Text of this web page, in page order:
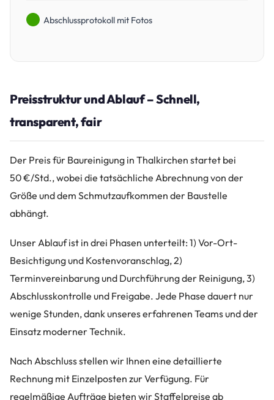
Abschlussprotokoll mit Fotos
Preisstruktur und Ablauf – Schnell,
transparent, fair
Der Preis für Baureinigung in Thalkirchen startet bei
50 €/Std., wobei die tatsächliche Abrechnung von der
Größe und dem Schmutzaufkommen der Baustelle
abhängt.
Unser Ablauf ist in drei Phasen unterteilt: 1) Vor-Ort-
Besichtigung und Kostenvoranschlag, 2)
Terminvereinbarung und Durchführung der Reinigung, 3)
Abschlusskontrolle und Freigabe. Jede Phase dauert nur
wenige Stunden, dank unseres erfahrenen Teams und der
Einsatz moderner Technik.
Nach Abschluss stellen wir Ihnen eine detaillierte
Rechnung mit Einzelposten zur Verfügung. Für
regelmäßige Aufträge bieten wir Staffelpreise ab